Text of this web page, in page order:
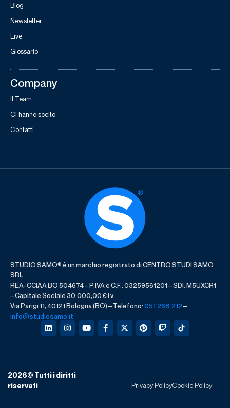
Blog
Newsletter
Live
Glossario
Company
Il Team
Ci hanno scelto
Contatti
STUDIO SAMO® è un marchio registrato di CENTRO STUDI SAMO
SRL
REA-CCIAA BO 504674 – P.IVA e C.F.: 03259561201 – SDI: M5UXCR1
– Capitale Sociale 30.000,00 € i.v.
Via Parigi 11, 40121 Bologna (BO) – Telefono:051.268.212–
info@studiosamo.it
2026© Tutti i diritti
riservati​
Privacy PolicyCookie Policy